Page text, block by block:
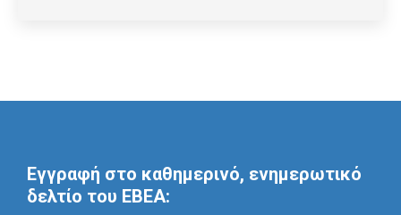
Εγγραφή στο καθημερινό, ενημερωτικό
δελτίο του ΕΒΕΑ: